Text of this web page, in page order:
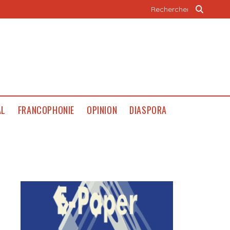
FRANCOPHONIE OPINION DIASPORA